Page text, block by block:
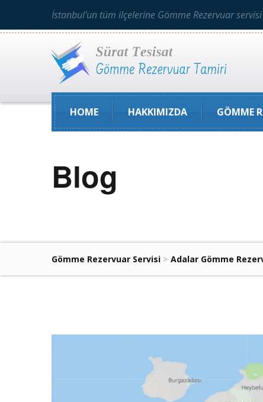
İstanbul'un tüm ilçelerine Gömme Rezervuar
HOME HAKKIMIZDA GÖMME
Blog
Gömme Rezervuar Servisi > Adalar Gömme